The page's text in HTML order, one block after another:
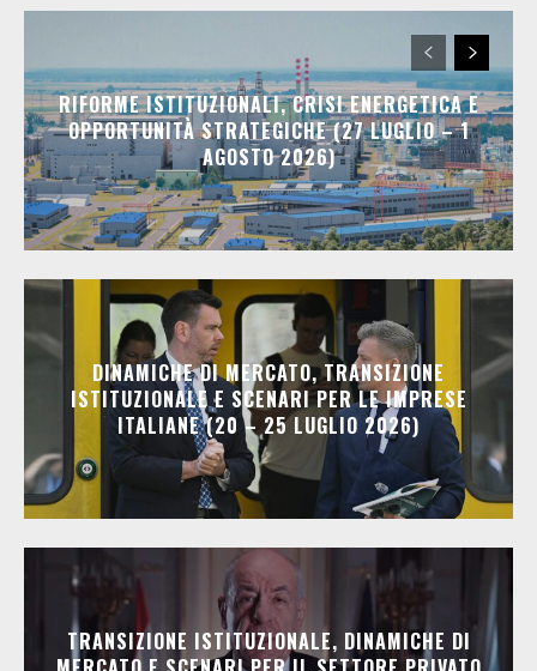
RIFORME ISTITUZIONALI, CRISI ENERGETICA E
OPPORTUNITÀ STRATEGICHE (27 LUGLIO – 1
AGOSTO 2026)
DINAMICHE DI MERCATO, TRANSIZIONE
ISTITUZIONALE E SCENARI PER LE IMPRESE
ITALIANE (20 – 25 LUGLIO 2026)
TRANSIZIONE ISTITUZIONALE, DINAMICHE DI